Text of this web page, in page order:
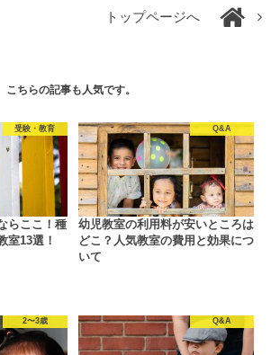
トップページへ
こちらの記事も人気です。
受験・教育
らここ！種
室13選！
Q&A
幼児教室の利用料が安いところは
どこ？人気教室の費用と効果につ
いて
2〜3歳 Q&A